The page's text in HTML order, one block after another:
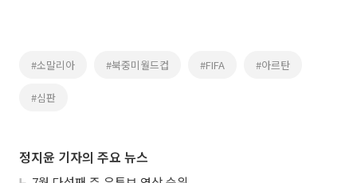
#소말리아 #북중미월드컵 #FIFA #아르탄
#심판
정지윤 기자의 주요 뉴스